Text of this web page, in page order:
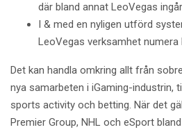
där bland annat LeoVegas
I & med en nyligen utförd
LeoVegas verksamhet
Det kan handla omkring allt från
nya samarbeten i iGaming-industrin,
sports activity och betting. När det
Premier Group, NHL och eSport